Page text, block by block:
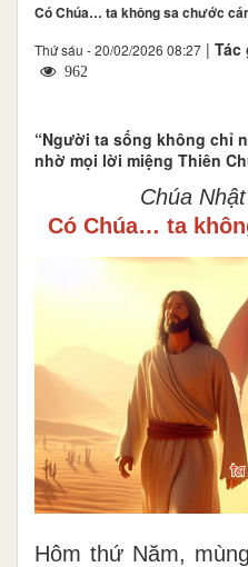
Có Chúa… ta không sa chước
Thứ sáu - 20/02/2026 08:27 | Tác
962
“Người ta sống không chỉ
nhờ mọi lời miệng Thiên
Chúa
Có Chúa… ta
Hôm thứ Năm,